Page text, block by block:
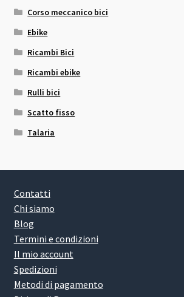
Corso meccanico bici
Ebike
Ricambi Bici
Ricambi ebike
Rulli bici
Scatto fisso
Talaria
Contatti
Chi siamo
Blog
Termini e condizioni
Il mio account
Spedizioni
Metodi di pagamento